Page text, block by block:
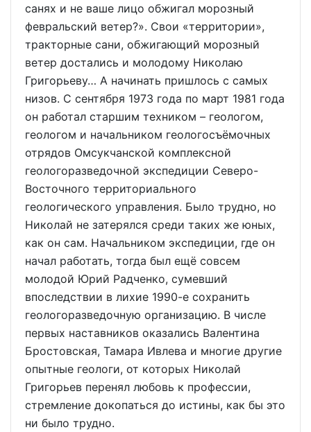
санях и не ваше лицо обжигал морозный
февральский ветер?». Свои «территории»,
тракторные сани, обжигающий морозный
ветер достались и молодому Николаю
Григорьеву… А начинать пришлось с самых
низов. С сентября 1973 года по март 1981 года
он работал старшим техником – геологом,
геологом и начальником геологосъёмочных
отрядов Омсукчанской комплексной
геологоразведочной экспедиции Северо-
Восточного территориального
геологического управления. Было трудно, но
Николай не затерялся среди таких же юных,
как он сам. Начальником экспедиции, где он
начал работать, тогда был ещё совсем
молодой Юрий Радченко, сумевший
впоследствии в лихие 1990-е сохранить
геологоразведочную организацию. В числе
первых наставников оказались Валентина
Бростовская, Тамара Ивлева и многие другие
опытные геологи, от которых Николай
Григорьев перенял любовь к профессии,
стремление докопаться до истины, как бы это
ни было трудно.